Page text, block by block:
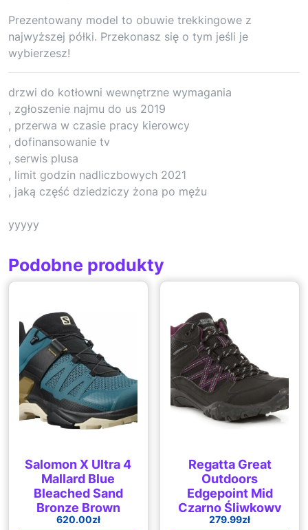
Prezentowany model to obuwie trekkingowe z
najwyższej półki. Przekonasz się o tym jeśli je
wybierzesz!
drzwi do kotłowni wewnętrzne wymagania
, zgłoszenie najmu do us 2019
, przerwa w czasie pracy kierowcy
, dofinansowanie tv
, serwis plusa
, limit godzin nadliczbowych 2021
, jaką część dziedziczy żona po mężu
yyyyy
Podobne produkty
Salomon X Ultra 4
Mallard Blue
Bleached Sand
Bronze Brown
620.00zł
Regatta Great
Outdoors
Edgepoint Mid
Czarno Śliwkowy
RWF622ABL
279.99zł